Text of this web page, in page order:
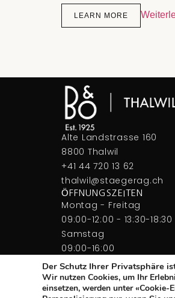
LEARN MORE
Alte Landstrasse 160
8800 Thalwil
+41 44 720 13 62
thalwil@staegerag.ch
ÖFFNUNGSZEITEN
Montag - Freitag
09:00-12:00 - 13:30-18:30
Samstag
09:00-16:00
Der Schutz Ihrer Privatsphäre
Wir nutzen Cookies, um Ihr
einsetzen, werden unter